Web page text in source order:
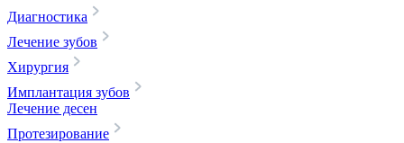
Диагностика
Лечение зубов
Хирургия
Имплантация зубов
Лечение десен
Протезирование